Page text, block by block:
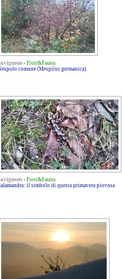
- Fiori&Fauna
comune (Mespilus germanica)
- Fiori&Fauna
il simbolo di questa primavera piovosa